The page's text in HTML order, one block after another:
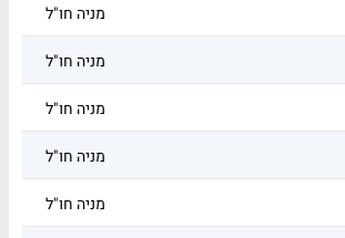
מניה חו"ל
מניה חו"ל
מניה חו"ל
מניה חו"ל
מניה חו"ל